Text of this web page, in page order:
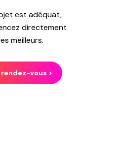
est adéquat,
directement
meilleurs.
vous >